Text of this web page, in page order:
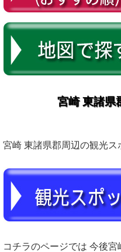
宮崎 東諸県
宮崎 東諸県郡周辺の観光ス
コチラのページでは 今後